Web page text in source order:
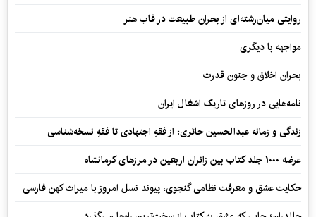
روایتی میان‌رشته‌ای از بحران طبیعت در قاب هنر
مواجهه با دیگری
بحران اخلاق و جنون قدرت
نامه‌هایی در روزهای تاریک اشغال ایران
زندگی و زمانه عبدالحسین حائری؛ از فقهِ اجتهادی تا فقهِ نسخه‌شناسی
عرضه ۱۰۰۰ جلد کتاب بین زائران اربعین در مرزهای کرمانشاه
حکایت عشق و معرفت نظامی گنجوی، پیوند نسل امروز با میراث کهن فارسی